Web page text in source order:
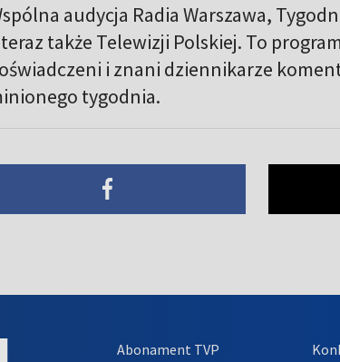
audycja Radia Warszawa,
także Telewizji Polskiej. To
i znani dziennikarze
tygodnia.
Abonament TVP